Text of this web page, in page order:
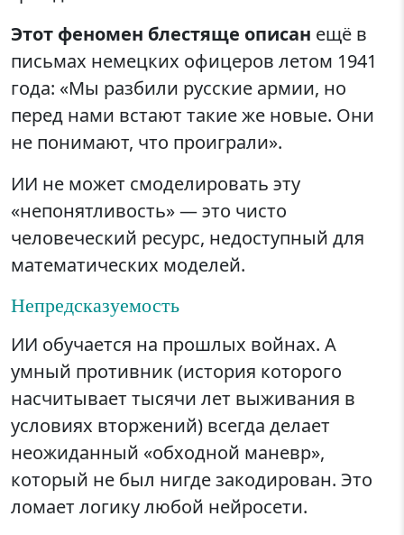
Этот феномен блестяще описан ещё в
письмах немецких офицеров летом 1941
года: «Мы разбили русские армии, но
перед нами встают такие же новые. Они
не понимают, что проиграли».
ИИ не может смоделировать эту
«непонятливость» — это чисто
человеческий ресурс, недоступный для
математических моделей.
Непредсказуемость
ИИ обучается на прошлых войнах. А
умный противник (история которого
насчитывает тысячи лет выживания в
условиях вторжений) всегда делает
неожиданный «обходной маневр»,
который не был нигде закодирован. Это
ломает логику любой нейросети.